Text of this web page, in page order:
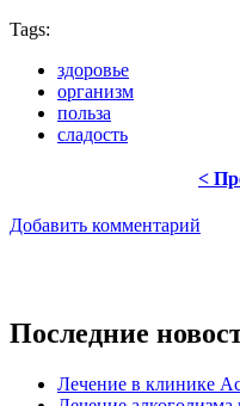
Tags:
здоровье
организм
польза
сладость
<
Добавить комментарий
Последние
Лечение в клинике